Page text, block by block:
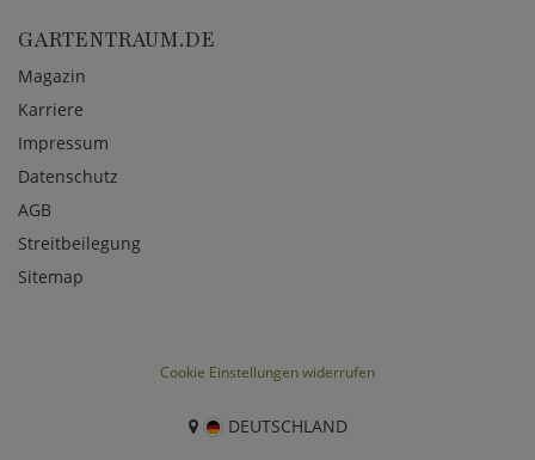
GARTENTRAUM.DE
Magazin
Karriere
Impressum
Datenschutz
AGB
Streitbeilegung
Sitemap
Cookie Einstellungen widerrufen
DEUTSCHLAND